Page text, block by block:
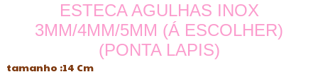
ESTECA AGULHAS INOX
3MM/4MM/5MM (Á ESCOLHER)
(PONTA LAPIS)
tamanho :14 Cm